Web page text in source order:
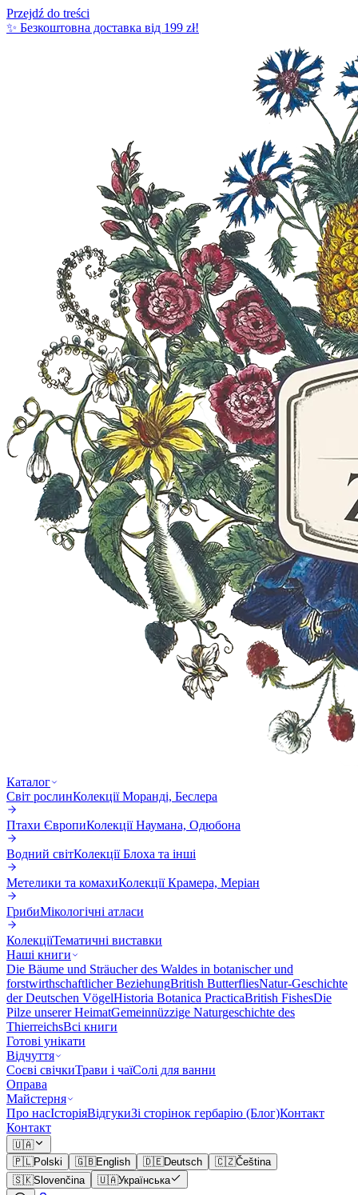
Przejdź do treści
✨ Безкоштовна доставка від 199 zł!
Каталог
Світ рослинКолекції Морандi, Беслера
Птахи ЄвропиКолекції Наумана, Одюбона
Водний світКолекції Блоха та інші
Метелики та комахиКолекції Крамера, Меріан
ГрибиМікологічні атласи
КолекціїТематичні виставки
Наші книги
Die Bäume und Sträucher des Waldes in botanischer und
forstwirthschaftlicher BeziehungBritish ButterfliesNatur-Geschichte
der Deutschen VögelHistoria Botanica PracticaBritish FishesDie
Pilze unserer HeimatGemeinnüzzige Naturgeschichte des
ThierreichsВсі книги
Готові унікати
Відчуття
Соєві свічкиТрави і чаїСолі для ванни
Оправа
Майстерня
Про насІсторіяВідгукиЗі сторінок гербарію (Блог)Контакт
Контакт
🇺🇦
🇵🇱Polski 🇬🇧English 🇩🇪Deutsch 🇨🇿Čeština
🇸🇰Slovenčina 🇺🇦Українська